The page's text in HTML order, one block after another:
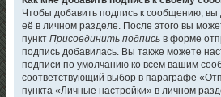
Чтобы добавить подпись к сообщению,
её в личном разделе. После этого вы
пунктПрисоединить подпись в форме
подпись добавилась. Вы также можете
подписи по умолчанию ко всем вашим
соответствующий выбор в параграфе
пункта «Личные настройки» в личном